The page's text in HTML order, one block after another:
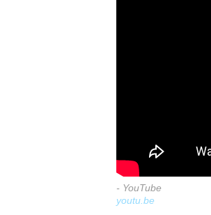
- YouTube
youtu.be